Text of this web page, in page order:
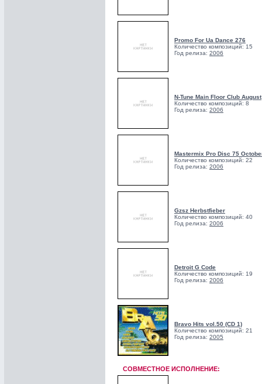
Promo For Ua Dance 276
Количество композиций: 15
Год релиза: 2006
N-Tune Main Floor Club August
Количество композиций: 8
Год релиза: 2006
Mastermix Pro Disc 75
Количество композиций: 22
Год релиза: 2006
Gzsz Herbstfieber
Количество композиций: 40
Год релиза: 2006
Detroit G Code
Количество композиций: 19
Год релиза: 2006
Bravo Hits vol.50 (CD 1)
Количество композиций: 21
Год релиза: 2005
СОВМЕСТНОЕ ИСПОЛНЕНИЕ: